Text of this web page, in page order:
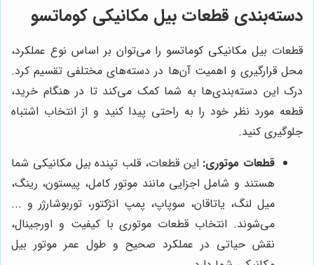
دسته‌بندی قطعات بیل مکانیکی کوماتسو
قطعات بیل مکانیکی کوماتسو را می‌توان بر اساس نوع عملکرد،
محل قرارگیری و اهمیت آن‌ها در دسته‌های مختلفی تقسیم کرد.
درک این دسته‌بندی‌ها به شما کمک می‌کند تا در هنگام خرید،
قطعه مورد نظر خود را به راحتی پیدا کنید و از انتخاب اشتباه
جلوگیری کنید.
قطعات موتوری: این قطعات، قلب تپنده بیل مکانیکی شما
هستند و شامل اجزایی مانند موتور کامل، پیستون، رینگ،
میل لنگ، یاتاقان، سوپاپ، پمپ انژکتور، توربوشارژر و ...
می‌شوند. انتخاب قطعات موتوری با کیفیت و اورجینال،
نقش حیاتی در عملکرد صحیح و طول عمر موتور بیل